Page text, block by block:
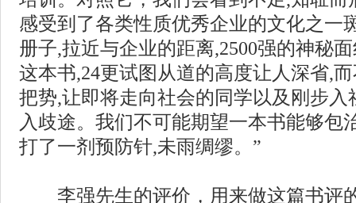
感受到了各类性质优秀企业的文化之一
册子,拉近与企业的距离,2500强的神秘
这本书,24更试图从道的高度让人深省,
把势,让即将走向社会的同学以及刚步
入歧途。我们不可能期望一本书能够包
打了一剂预防针,未雨绸缪。”
李强先生的评价，用来做这篇书评